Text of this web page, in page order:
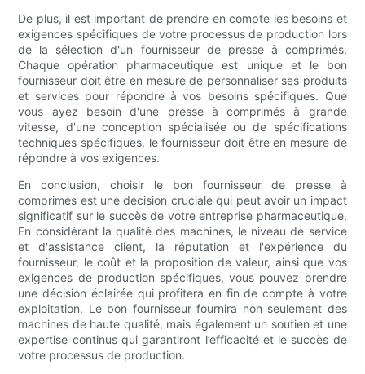
De plus, il est important de prendre en compte les besoins et
exigences spécifiques de votre processus de production lors
de la sélection d'un fournisseur de presse à comprimés.
Chaque opération pharmaceutique est unique et le bon
fournisseur doit être en mesure de personnaliser ses produits
et services pour répondre à vos besoins spécifiques. Que
vous ayez besoin d'une presse à comprimés à grande
vitesse, d'une conception spécialisée ou de spécifications
techniques spécifiques, le fournisseur doit être en mesure de
répondre à vos exigences.
En conclusion, choisir le bon fournisseur de presse à
comprimés est une décision cruciale qui peut avoir un impact
significatif sur le succès de votre entreprise pharmaceutique.
En considérant la qualité des machines, le niveau de service
et d'assistance client, la réputation et l'expérience du
fournisseur, le coût et la proposition de valeur, ainsi que vos
exigences de production spécifiques, vous pouvez prendre
une décision éclairée qui profitera en fin de compte à votre
exploitation. Le bon fournisseur fournira non seulement des
machines de haute qualité, mais également un soutien et une
expertise continus qui garantiront l’efficacité et le succès de
votre processus de production.